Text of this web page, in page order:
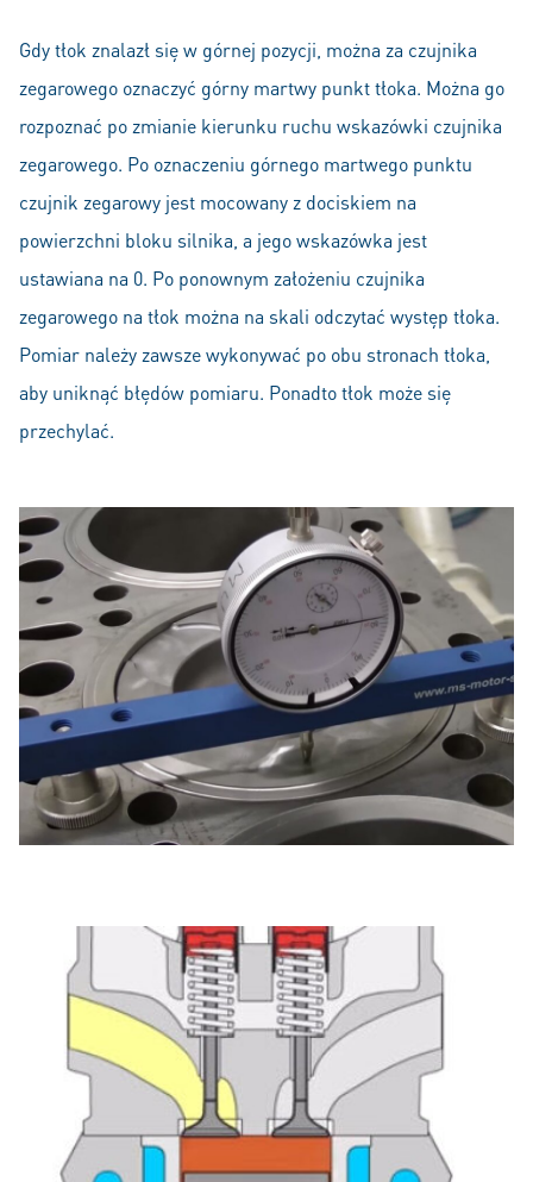
Gdy tłok znalazł się w górnej pozycji, można za czujnika
zegarowego oznaczyć górny martwy punkt tłoka. Można go
rozpoznać po zmianie kierunku ruchu wskazówki czujnika
zegarowego. Po oznaczeniu górnego martwego punktu
czujnik zegarowy jest mocowany z dociskiem na
powierzchni bloku silnika, a jego wskazówka jest
ustawiana na 0. Po ponownym założeniu czujnika
zegarowego na tłok można na skali odczytać występ tłoka.
Pomiar należy zawsze wykonywać po obu stronach tłoka,
aby uniknąć błędów pomiaru. Ponadto tłok może się
przechylać.